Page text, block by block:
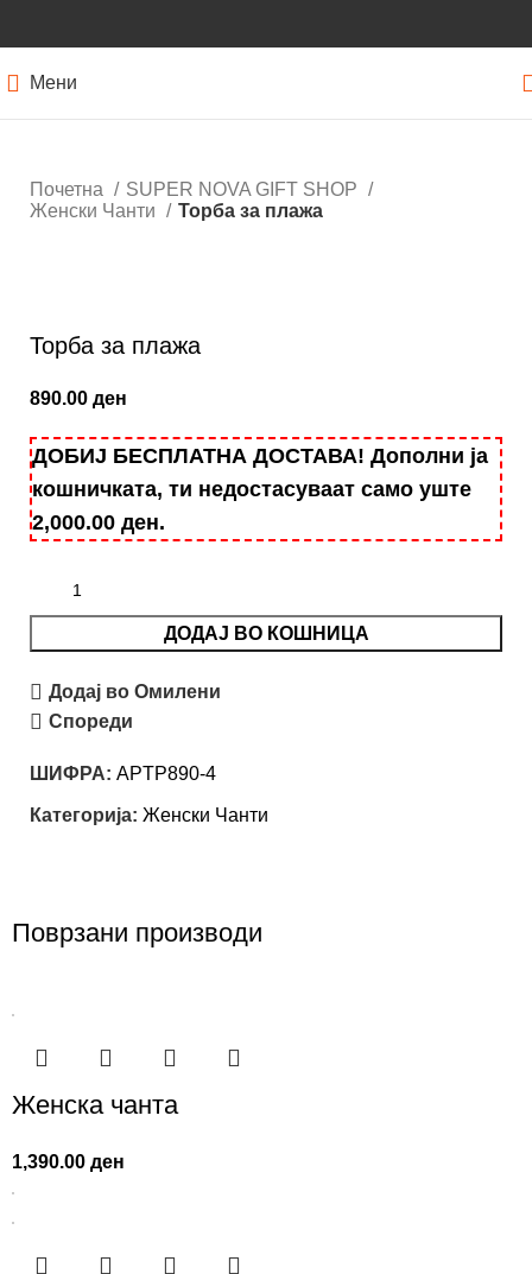
Мени
Почетна
SUPER NOVA GIFT SHOP
Женски Чанти
Торба за плажа
Торба за плажа
890.00 ден
ДОБИЈ БЕСПЛАТНА ДОСТАВА! Дополни ја
кошничката, ти недостасуваат само уште
2,000.00 ден.
ДОДАЈ ВО КОШНИЦА
Додај во Омилени
Спореди
ШИФРА: APTP890-4
Категорија: Женски Чанти
Поврзани производи
Женска чанта
1,390.00ден